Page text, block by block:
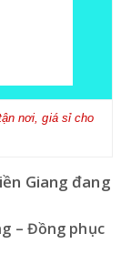
nơi, giá sỉ cho
Giang đang
– Đồng phục